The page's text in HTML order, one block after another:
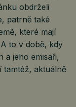
obdrželi
patrně také
které mají
to v době, kdy
a jeho emisaři,
tamtéž, aktuálně